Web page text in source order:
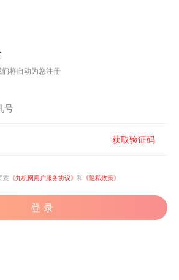
将自动为您注册
获取验证码
意 《九机网用户服务协议》 和 《隐私政策》
登 录